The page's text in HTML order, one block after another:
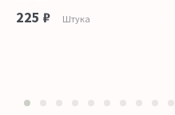
225 ₽ Штука